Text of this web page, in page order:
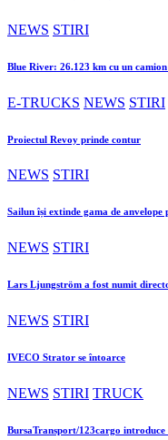
NEWS STIRI
Blue River: 26.123 km cu un
E-TRUCKS NEWS STIRI
Proiectul Revoy prinde contur
NEWS STIRI
Sailun își extinde gama de anvelope
NEWS STIRI
Lars Ljungström a fost numit
NEWS STIRI
IVECO Strator se întoarce
NEWS STIRI TRUCK
BursaTransport/123cargo